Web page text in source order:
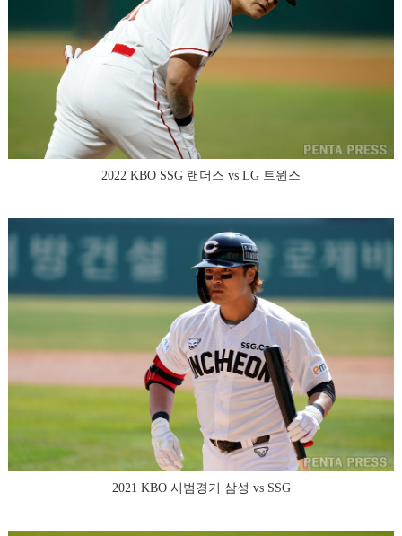
2022 KBO SSG 랜더스 vs LG 트윈스
2021 KBO 시범경기 삼성 vs SSG